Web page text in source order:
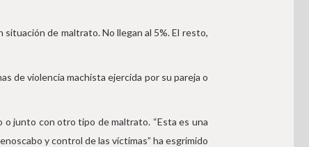
de maltrato. No llegan al 5%. El resto,
de violencia machista ejercida por su pareja o
o junto con otro tipo de maltrato. “Esta es una
y control de las víctimas” ha esgrimido